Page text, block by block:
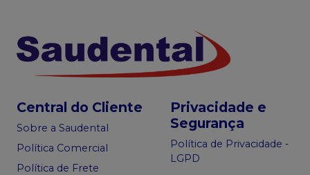
Central do Cliente
Sobre a Saudental
Política Comercial
Política de Frete
Privacidade e
Segurança
Política de Privacidade -
LGPD